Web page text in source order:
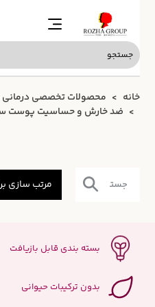
خانه
محصولات تخصصی
ضد خارش و حساسیت پوست
بسته بندی قابل بازیافت
بدون ترکیبات حیوانی